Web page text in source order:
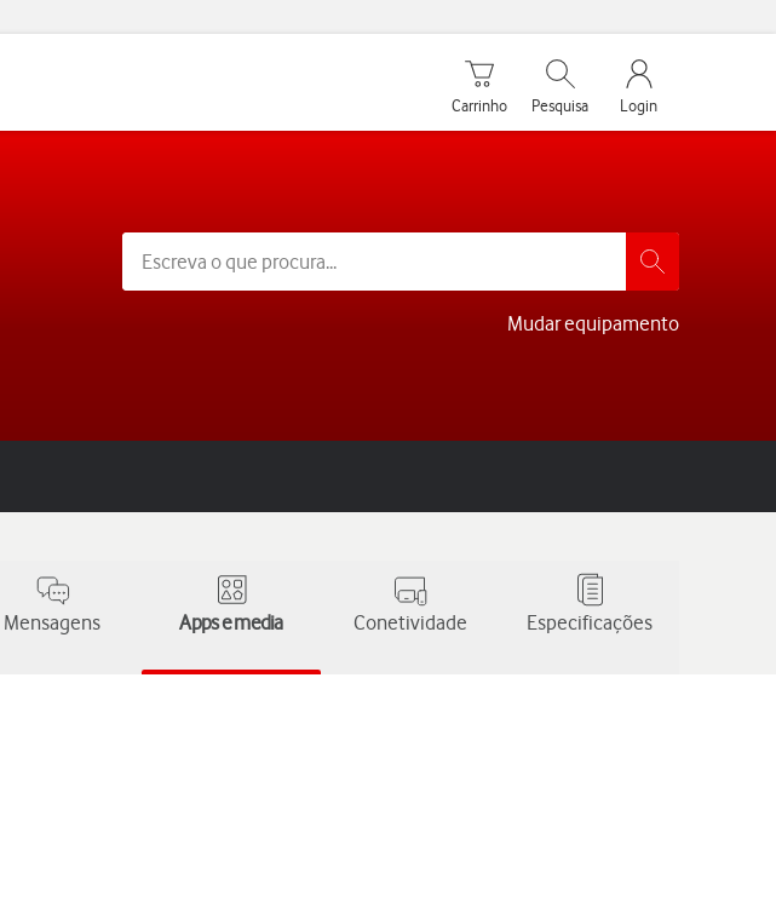
Carrinho de compras
Carrinho
Pesquisar
Pesquisa
My Vodafone
Login
Mudar equipamento
Mensagens Apps e media Conetividade Especificações